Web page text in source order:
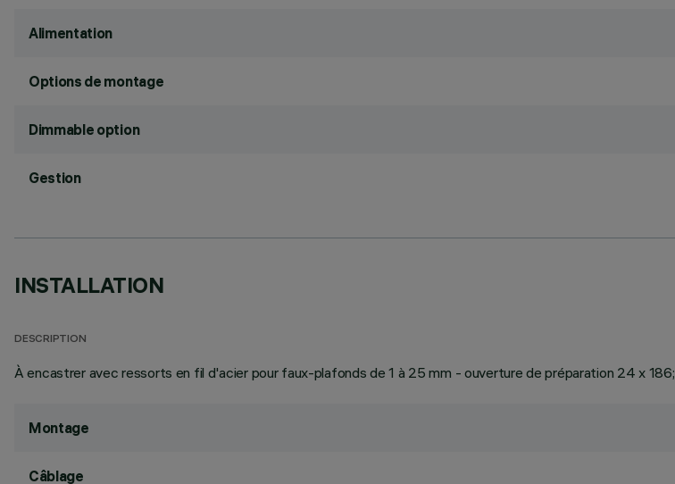
Alimentation
Options de montage
Dimmable option
Gestion
INSTALLATION
DESCRIPTION
À encastrer avec ressorts en fil d'acier pour faux-plafonds de 1 à 25 mm - ouverture de préparation 24 x 186;
Montage
Câblage